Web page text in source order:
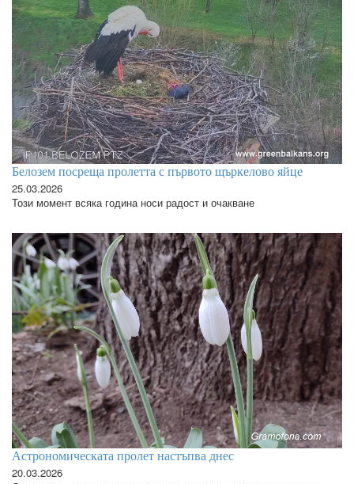
Белозем посреща пролетта с първото щъркелово яйце
25.03.2026
Този момент всяка година носи радост и очакване
Астрономическата пролет настъпва днес
20.03.2026